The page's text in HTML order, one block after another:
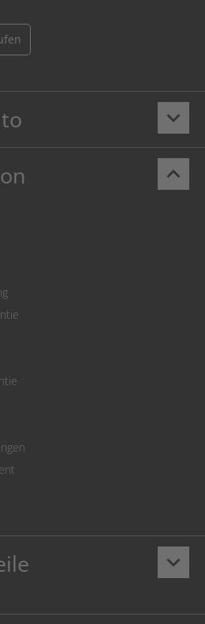
keyboard_arrow_down
keyboard_arrow_up
keyboard_arrow_down
Garantieauf Toner und Tinte